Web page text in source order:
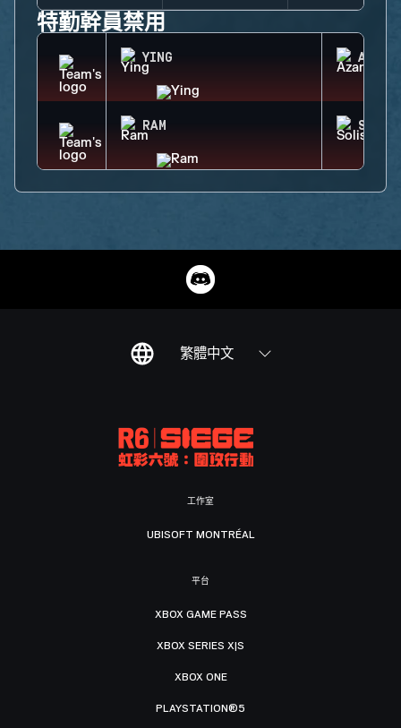
特勤幹員禁用
YING AZAMI
RAM SOLIS
繁體中文
工作室
UBISOFT MONTRÉAL
平台
XBOX GAME PASS
XBOX SERIES X|S
XBOX ONE
PLAYSTATION®5